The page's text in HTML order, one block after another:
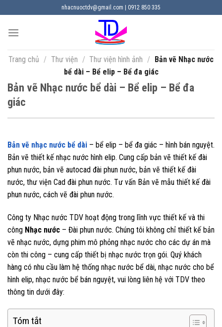
đến
nhacnuoctdv@gmail.com | 0912 850 335
Trang chủ / Thư viện / Thư viện hình ảnh / Bản vẽ Nhạc nước
bể dài – Bể elip – Bể đa giác
Bản vẽ Nhạc nước bể dài – Bể elip – Bể đa
giác
Bản vẽ nhạc nước bể dài – bể elip – bể đa giác – hình bán nguyệt.
Bản vẽ thiết kế nhạc nước hình elip. Cung cấp bản vẽ thiết kế đài
phun nước, bản vẽ autocad đài phun nước, bản vẽ thiết kế đài
nước, thư viện Cad đài phun nước. Tư vấn Bản vẽ mẫu thiết kế đài
phun nước, cách vẽ đài phun nước.
Công ty Nhạc nước TDV hoạt động trong lĩnh vực thiết kế và thi
công Nhạc nước – Đài phun nước. Chúng tôi không chỉ thiết kế bản
vẽ nhạc nước, dựng phim mô phỏng nhạc nước cho các dự án mà
còn thi công – cung cấp thiết bị nhạc nước trọn gói. Quý khách
hàng có nhu cầu làm hệ thống nhạc nước bể dài, nhạc nước cho bể
hình elip, nhạc nước bể bán nguyệt, vui lòng liên hệ với TDV theo
thông tin dưới đây:
Tóm tắt